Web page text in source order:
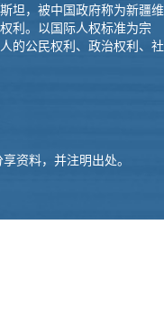
斯坦，被中国政府称为新疆维
利。以国际人权标准为宗
的公民权利、政治权利、社
资料，并注明出处。